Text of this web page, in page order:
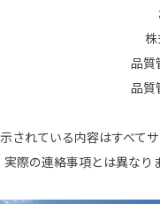
株
品
品
されている内容はすべてサ
実際の連絡事項とは異なり